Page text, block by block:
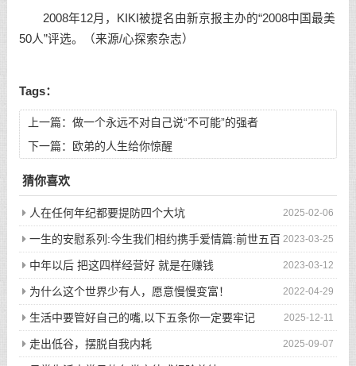
2008年12月，KIKI被提名由新京报主办的“2008中国最美
50人”评选。（来源/心探索杂志）
Tags：
上一篇： 做一个永远不对自己说“不可能”的强者
下一篇：
欧弟的人生给你惊醒
猜你喜欢
2025-02-06
人在任何年纪都要提防四个大坑
2023-03-25
一生的安慰系列:今生我们相约携手爱情篇:前世五百
次的回眸才换来今生的相遇
2023-03-12
中年以后 把这四样经营好 就是在赚钱
2022-04-29
为什么这个世界少有人，愿意慢慢变富！
2025-12-11
生活中要管好自己的嘴,以下五条你一定要牢记
2025-09-07
走出低谷，摆脱自我内耗